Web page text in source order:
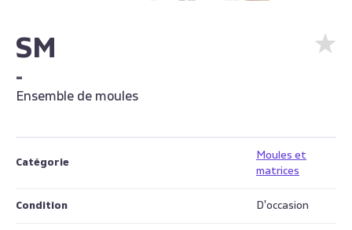
SM
-
Ensemble de moules
Catégorie
Moules et
matrices
Condition D'occasion